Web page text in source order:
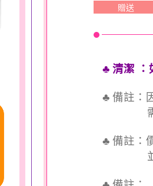
贈送
♣ 清潔 ：
♣ 備註：
需依實
♣ 備註：
並交付